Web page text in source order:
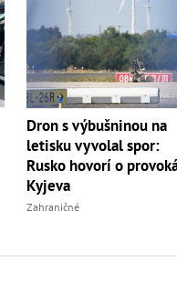
Dron s výbušninou na
letisku vyvolal spor:
Rusko hovorí o
Kyjeva
Zahraničné